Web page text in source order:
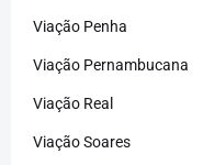
Viação Penha
Viação Pernambucana
Viação Real
Viação Soares